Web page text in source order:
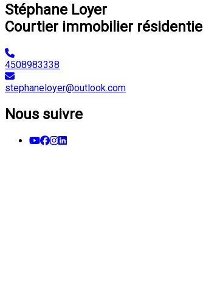
Stéphane Loyer
Courtier immobilier résidentiel
4508983338
stephaneloyer@outlook.com
Nous suivre